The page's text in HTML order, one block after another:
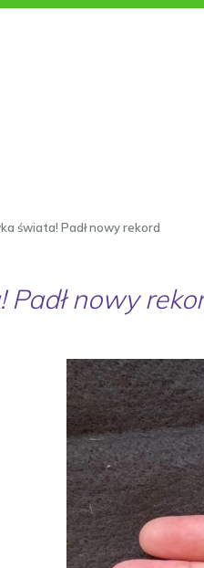
świata! Padł nowy rekord
nowy